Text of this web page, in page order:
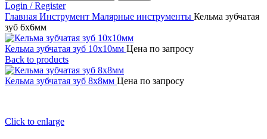
Login / Register
Главная Инструмент Малярные инструменты Кельма зубчатая
зуб 6х6мм
Кельма зубчатая зуб 10х10мм Цена по запросу
Back to products
Кельма зубчатая зуб 8х8мм Цена по запросу
Click to enlarge